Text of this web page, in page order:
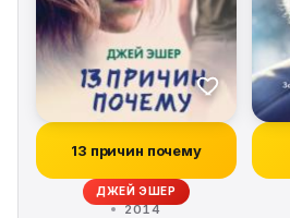
13 причин почему
ДЖЕЙ ЭШЕР
2014